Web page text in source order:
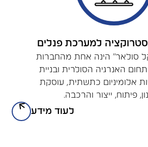
למערכת פנלים
סולאר” הינה אחת מהחברות
האנרגיה הסולרית ובניית
אלומיניום כתשתית, עוסקת
פיתוח, ייצור והרכבה.
לעוד מידע